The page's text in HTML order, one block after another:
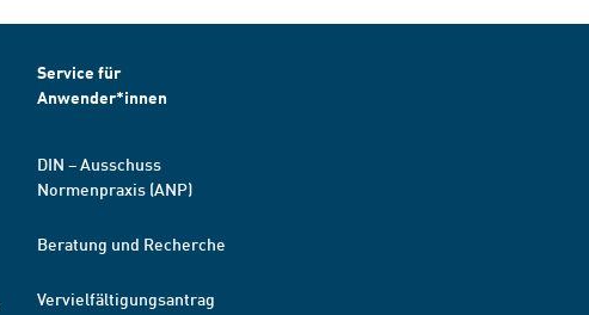
Service für
Anwender*innen
DIN – Ausschuss
Normenpraxis (ANP)
Beratung und Recherche
Vervielfältigungsantrag